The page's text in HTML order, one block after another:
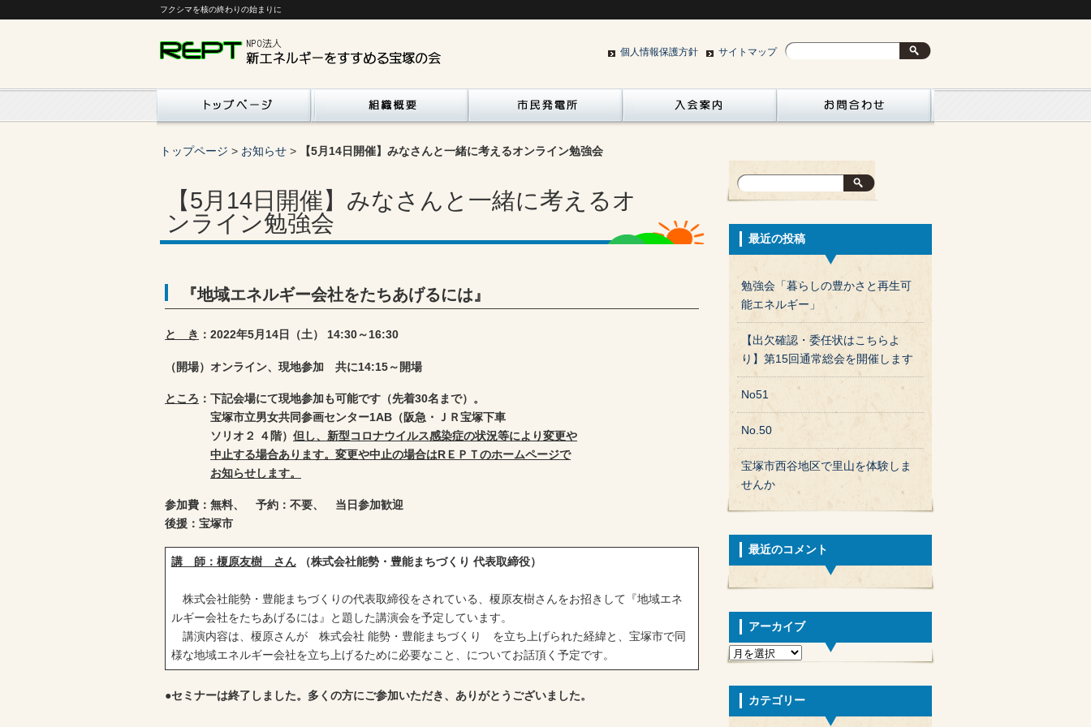
フクシマを核の終わりの始まりに
個人情報保護方針 サイトマップ
トップページ > お知らせ > 【5月14日開催】みなさんと一緒に考えるオンライン勉強会
【5月14日開催】みなさんと一緒に考えるオ
ンライン勉強会
『地域エネルギー会社をたちあげるには』
と き ：2022年5月14日（土） 14:30～16:30
（開場）オンライン、現地参加 共に14:15～開場
ところ ：下記会場にて現地参加も可能です（先着30名まで）。
宝塚市立男女共同参画センター1AB（阪急・ＪＲ宝塚下車
ソリオ２ ４階） 但し、新型コロナウイルス感染症の状況等により変更や
中止する場合あります。変更や中止の場合はRＥＰＴのホームページで
お知らせします。
参加費：無料、 予約：不要、 当日参加歓迎
後援：宝塚市
講 師：榎原友樹 さん（株式会社能勢・豊能まちづくり 代表取締役）
株式会社能勢・豊能まちづくりの代表取締役をされている、榎原友樹さんをお招きして『地域エネ
ルギー会社をたちあげるには』と題した講演会を予定しています。
講演内容は、榎原さんが 株式会社 能勢・豊能まちづくり を立ち上げられた経緯と、宝塚市で同
様な地域エネルギー会社を立ち上げるために必要なこと、についてお話頂く予定です。
●セミナーは終了しました。多くの方にご参加いただき、ありがとうございました。
最近の投稿
勉強会「暮らしの豊かさと再生可
能エネルギー」
【出欠確認・委任状はこちらよ
り】第15回通常総会を開催します
No51
No.50
宝塚市西谷地区で里山を体験しま
せんか
最近のコメント
アーカイブ
カテゴリー